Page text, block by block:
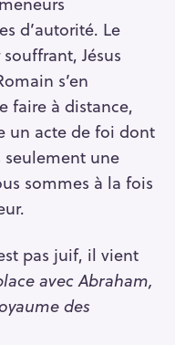
d’autorité. Le
Jésus
s’en
faire à distance,
un acte de foi dont
seulement une
sommes à la fois
pas juif, il vient
avec Abraham,
des